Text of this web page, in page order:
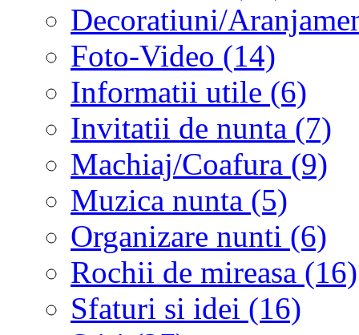
Decoratiuni/
Foto-Video (14)
Informatii utile (6)
Invitatii de nunta (7)
Machiaj/Coafura (9)
Muzica nunta (5)
Organizare nunti (6)
Rochii de mireasa (16)
Sfaturi si idei (16)